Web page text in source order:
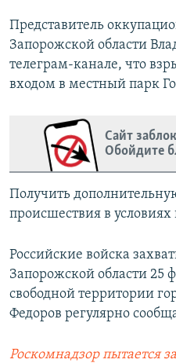
Представитель
Запорожской области
телеграм-канале, что
входом в местный парк
Сайт
Обойдите
Получить
происшествия в
Российские войска
Запорожской области 25
свободной территории
Федоров регулярно
Роскомнадзор пытается